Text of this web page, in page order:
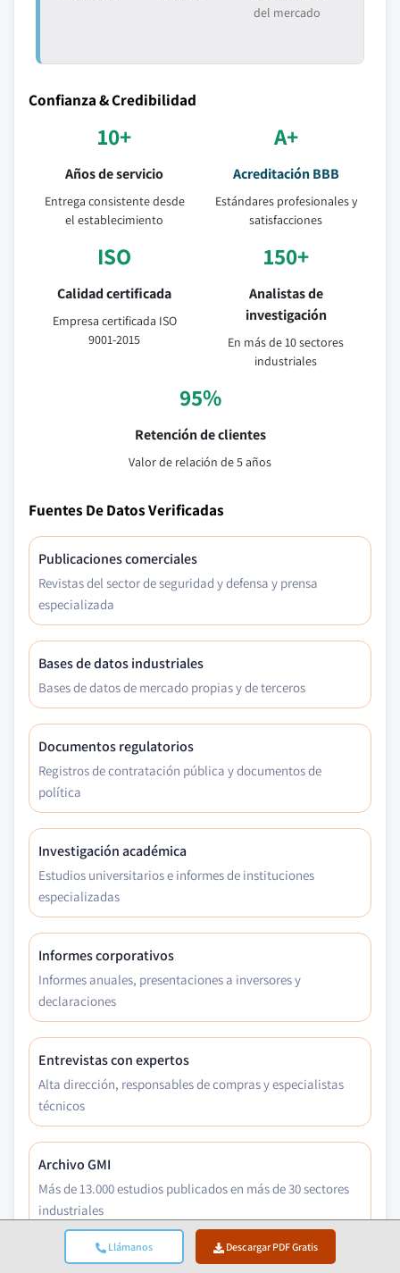
Llámanos Descargar PDF Gratis
del mercado
Confianza & Credibilidad
10+
Años de servicio
Entrega consistente desde
el establecimiento
A+
Acreditación BBB
Estándares profesionales y
satisfacciones
ISO
Calidad certificada
Empresa certificada ISO
9001-2015
150+
Analistas de
investigación
En más de 10 sectores
industriales
95%
Retención de clientes
Valor de relación de 5 años
Fuentes De Datos Verificadas
Publicaciones comerciales
Revistas del sector de seguridad y defensa y prensa
especializada
Bases de datos industriales
Bases de datos de mercado propias y de terceros
Documentos regulatorios
Registros de contratación pública y documentos de
política
Investigación académica
Estudios universitarios e informes de instituciones
especializadas
Informes corporativos
Informes anuales, presentaciones a inversores y
declaraciones
Entrevistas con expertos
Alta dirección, responsables de compras y especialistas
técnicos
Archivo GMI
Más de 13.000 estudios publicados en más de 30 sectores
industriales
Datos comerciales